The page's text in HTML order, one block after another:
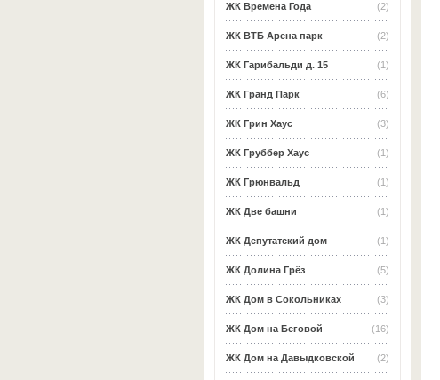
(2)
ЖК Времена Года
(2)
ЖК ВТБ Арена парк
(1)
ЖК Гарибальди д. 15
(6)
ЖК Гранд Парк
(3)
ЖК Грин Хаус
(1)
ЖК Груббер Хаус
(1)
ЖК Грюнвальд
(1)
ЖК Две башни
(1)
ЖК Депутатский дом
(5)
ЖК Долина Грёз
(3)
ЖК Дом в Сокольниках
(16)
ЖК Дом на Беговой
(2)
ЖК Дом на Давыдковской